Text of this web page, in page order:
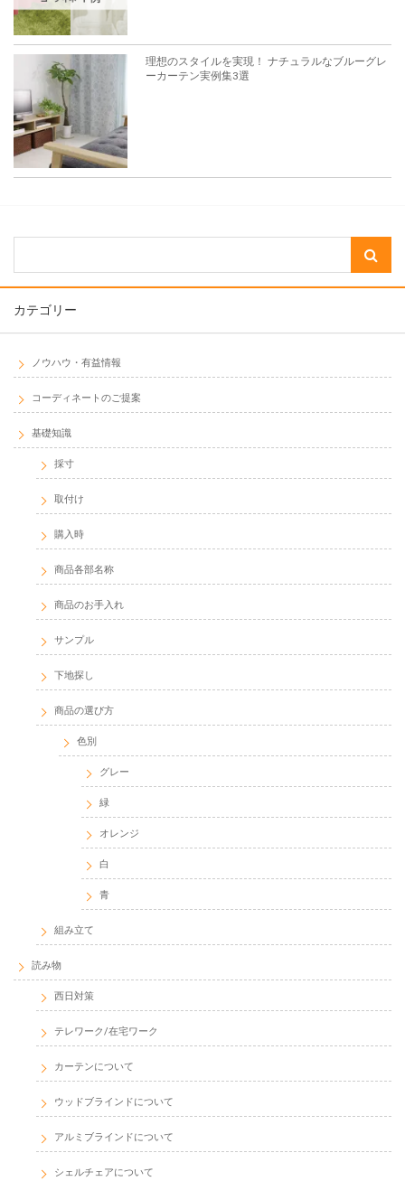
カテゴリー
取付け
購入時
商品各部名称
商品のお手入れ
サンプル
下地探し
商品の選び方
色別
白
青
西日対策
テレワーク/在宅ワーク
カーテンについて
ウッドブラインドについて
アルミブラインドについて
シェルチェアについて
ロールスクリーンについて
テレビ台
キッチンワゴン
ラグ